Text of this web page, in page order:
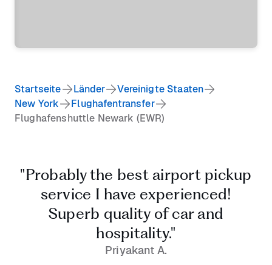
Startseite Länder
Vereinigte Staaten
New York
Flughafentransfer
Flughafenshuttle Newark (EWR)
"Probably the best airport pickup
service I have experienced!
Superb quality of car and
hospitality."
Priyakant A.